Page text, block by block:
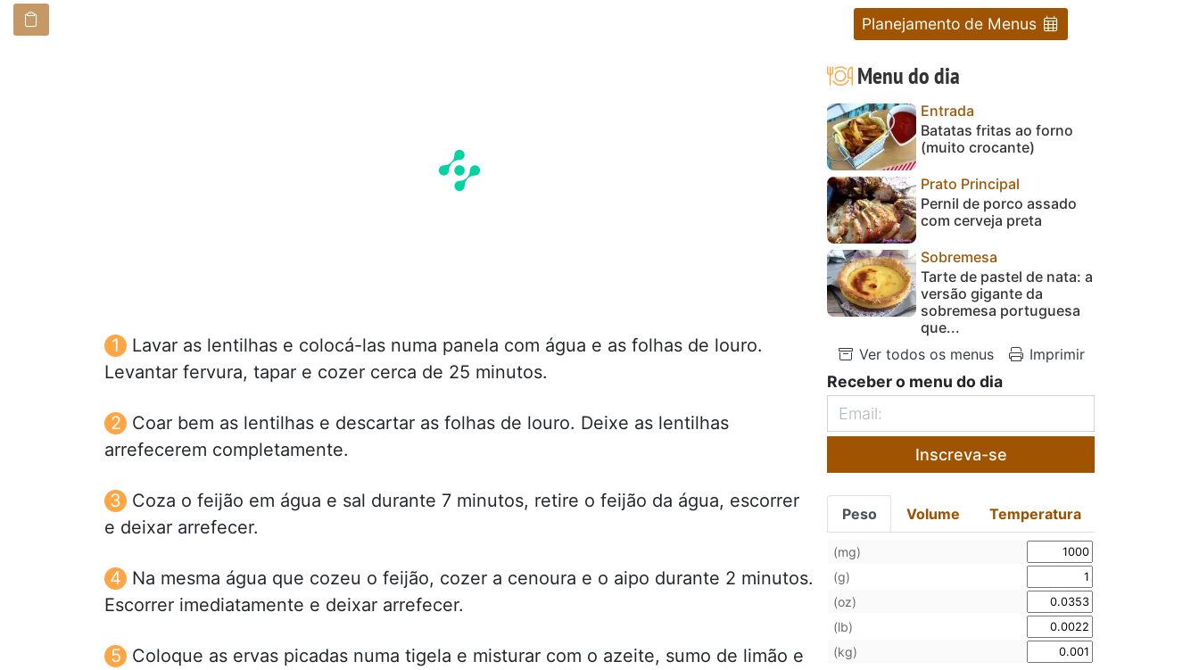
Lavar as lentilhas e colocá-las numa panela com água e as folhas de louro.
Levantar fervura, tapar e cozer cerca de 25 minutos.
Coar bem as lentilhas e descartar as folhas de louro. Deixe as lentilhas
arrefecerem completamente.
Coza o feijão em água e sal durante 7 minutos, retire o feijão da água, escorrer
e deixar arrefecer.
Na mesma água que cozeu o feijão, cozer a cenoura e o aipo durante 2 minutos.
Escorrer imediatamente e deixar arrefecer.
Coloque as ervas picadas numa tigela e misturar com o azeite, sumo de limão e
Planejamento de Menus
Menu do dia
Entrada
Batatas fritas ao forno
(muito crocante)
Prato Principal
Pernil de porco assado
com cerveja preta
Sobremesa
Tarte de pastel de nata: a
versão gigante da
sobremesa portuguesa
que...
Ver todos os menus
Imprimir
Receber o menu do dia
Inscreva-se
Peso Volume Temperatura
(mg)
(g)
(oz)
(lb)
(kg)